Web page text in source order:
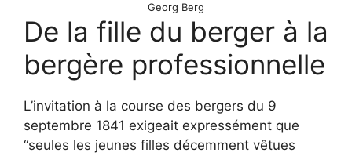
Georg Berg
De la fille du berger à la
bergère professionnelle
L’invitation à la course des bergers du 9
septembre 1841 exigeait expressément que
“seules les jeunes filles décemment vêtues